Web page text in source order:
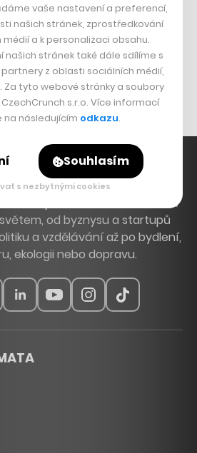
Věnujeme se tématům, která
od byznysu a startupů
a vzdělávání až po bydlení,
ekologii nebo dopravu.
vaše nastavení a preferencí,
našich stránek, zprostředkování
a k personalizaci obsahu.
našich stránek také dále sdílíme s
z oblasti sociálních médií,
Za tyto webové stránky a soubory
s.r.o. Více informací
na následujícím odkazu.
Souhlasím
s nezbytnými cookies